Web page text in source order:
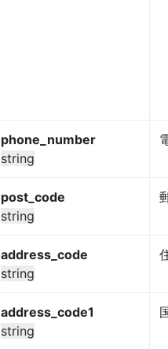
phone_number
string
post_code
string
address_code
string
address_code1
string